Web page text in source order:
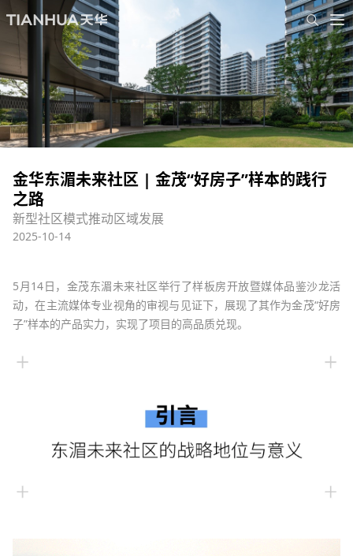
金华东湄未来社区 | 金茂“好房子”样本的践行
之路
新型社区模式推动区域发展
2025-10-14
5月14日， 金茂东湄未来社区举行了样板房开放暨媒体品鉴沙龙活
动，在主流媒体专业视角的审视与见证下，展现了其作为金茂“好房
子”样本的产品实力， 实现了项目的高品质兑现。